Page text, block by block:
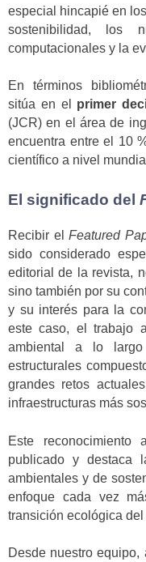
especial hincapié en
sostenibilidad, los
computacionales y la
En términos
sitúa en el primer
(JCR) en el área de
encuentra entre el 10
científico a nivel
El significado del
Recibir elFeatured
sido considerado
editorial de la revista,
sino también por su
y su interés para la
este caso, el trabajo
ambiental a lo
estructurales
grandes retos
infraestructuras más
Este reconocimiento
publicado y destaca
ambientales y de
enfoque cada vez
transición ecológica
Desde nuestro equipo,